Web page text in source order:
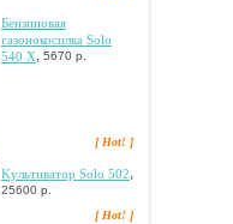
Бензиновая
газонокосилка Solo
540 X, 5670 р.
[ Hot! ]
Kультиватор Solo 502,
25600 р.
[ Hot! ]